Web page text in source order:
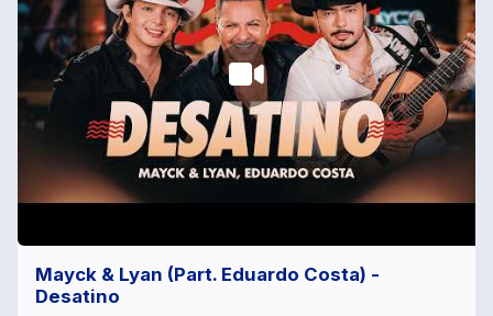
Mayck & Lyan (Part. Eduardo Costa) -
Desatino